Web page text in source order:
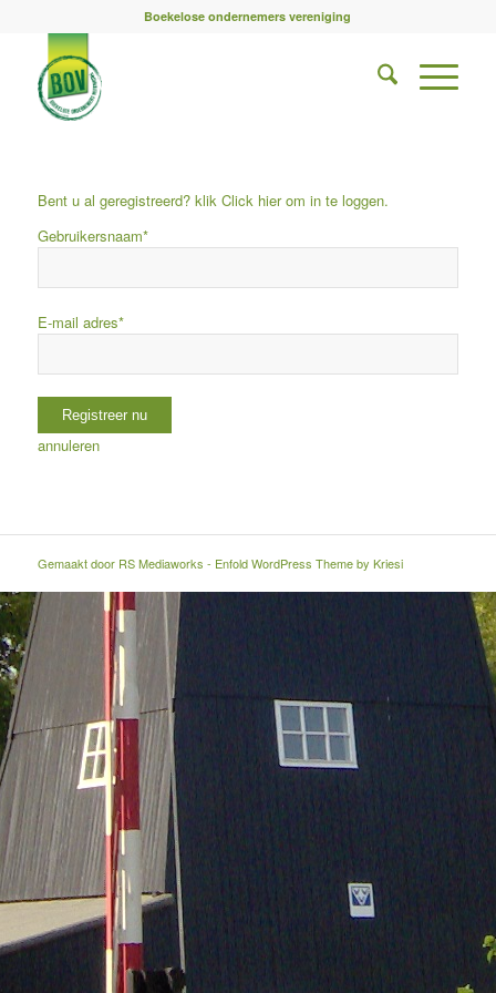
Boekelose ondernemers vereniging
Bent u al geregistreerd? klik Click hierom in te loggen.
Gebruikersnaam*
E-mail adres*
annuleren
Gemaakt door RS Mediaworks - Enfold WordPress Theme by Kriesi